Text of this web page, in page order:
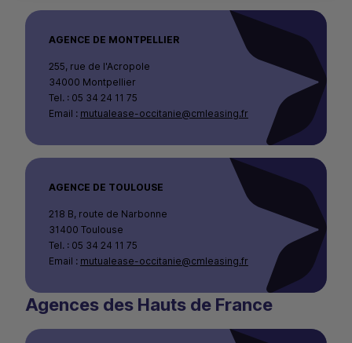
AGENCE DE MONTPELLIER
255, rue de l'Acropole
34000 Montpellier
Tel. : 05 34 24 11 75
Email : mutualease-occitanie@cmleasing.fr
AGENCE DE TOULOUSE
218 B, route de Narbonne
31400 Toulouse
Tel. : 05 34 24 11 75
Email : mutualease-occitanie@cmleasing.fr
Agences des Hauts de France